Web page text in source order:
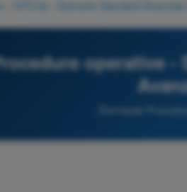
STS 02 - Scenario Standard Avanzato
operative -
Domande